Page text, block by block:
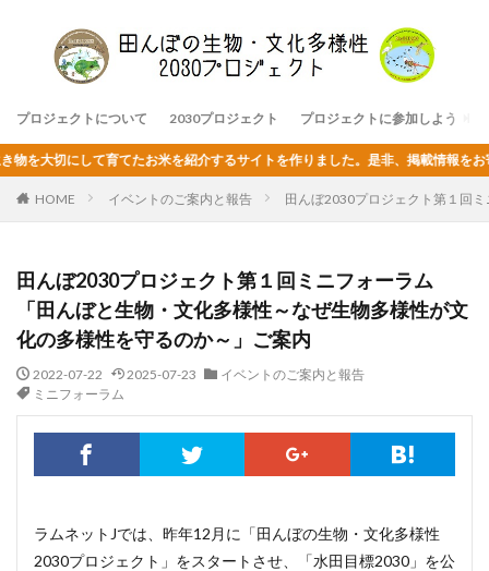
プロジェクトについて 2030プロジェクト プロジェクトに参加しよう
にして育てたお米を紹介するサイトを作りました。是非、掲載情報をお寄せく
HOME イベントのご案内と報告 田んぼ2030プロジェクト第１回
田んぼ2030プロジェクト第１回ミニフォーラム
「田んぼと生物・文化多様性～なぜ生物多様性が文
化の多様性を守るのか～」ご案内
2022-07-22 2025-07-23
イベントのご案内と報告
ミニフォーラム
ラムネットJでは、昨年12月に「田んぼの生物・文化多様性
2030プロジェクト」をスタートさせ、「水田目標2030」を公